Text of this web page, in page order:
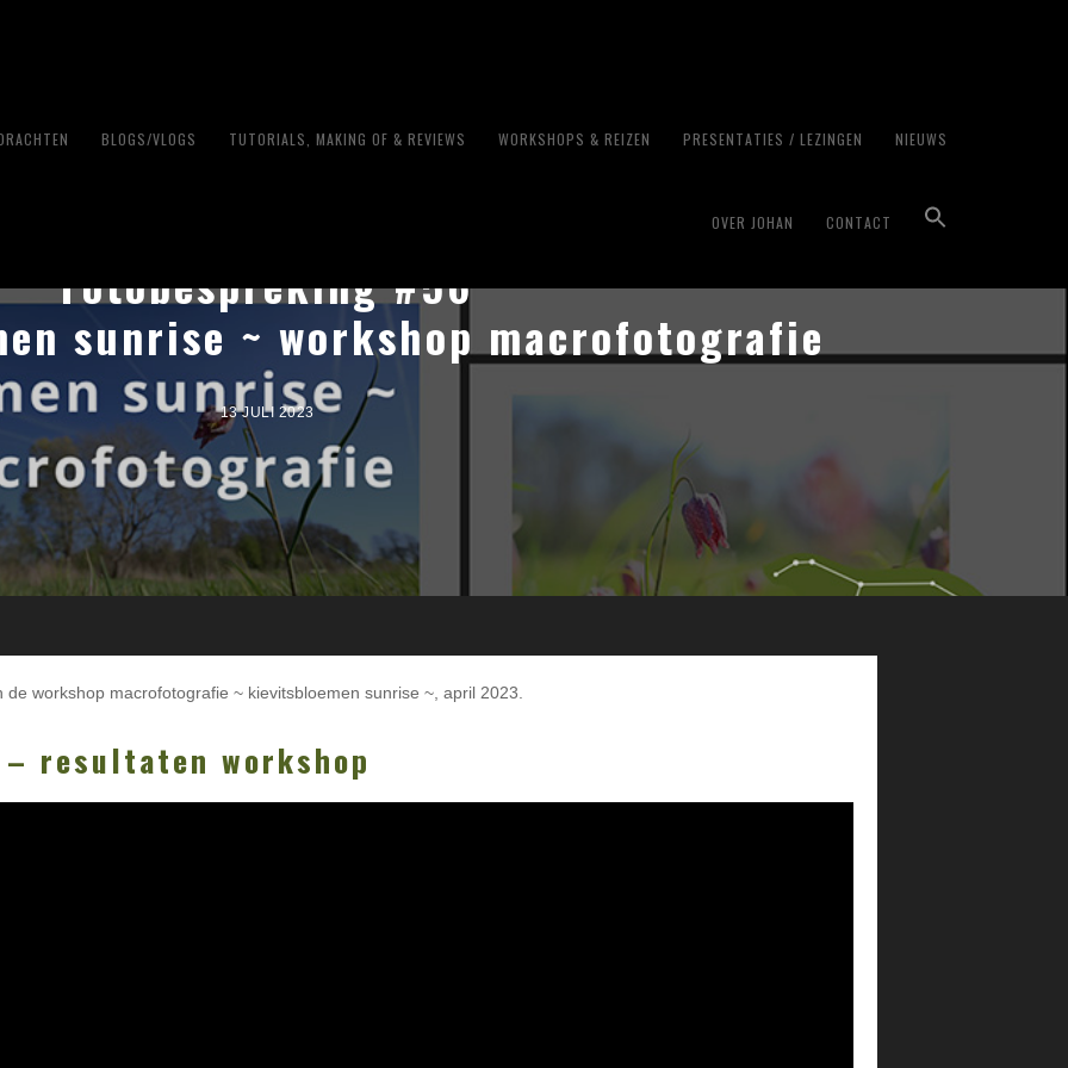
BLOGS/VLOGS TUTORIALS, MAKING OF & REVIEWS WORKSHOPS & REIZEN PRESENTATIES / LEZINGEN NIEUWS
OVER JOHAN CONTACT
Fotobespreking #56
sunrise ~ workshop macrofotografie
13 JULI 2023
workshop macrofotografie ~ kievitsbloemen sunrise ~, april 2023.
resultaten workshop